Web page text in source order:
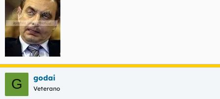
G godai
Veterano